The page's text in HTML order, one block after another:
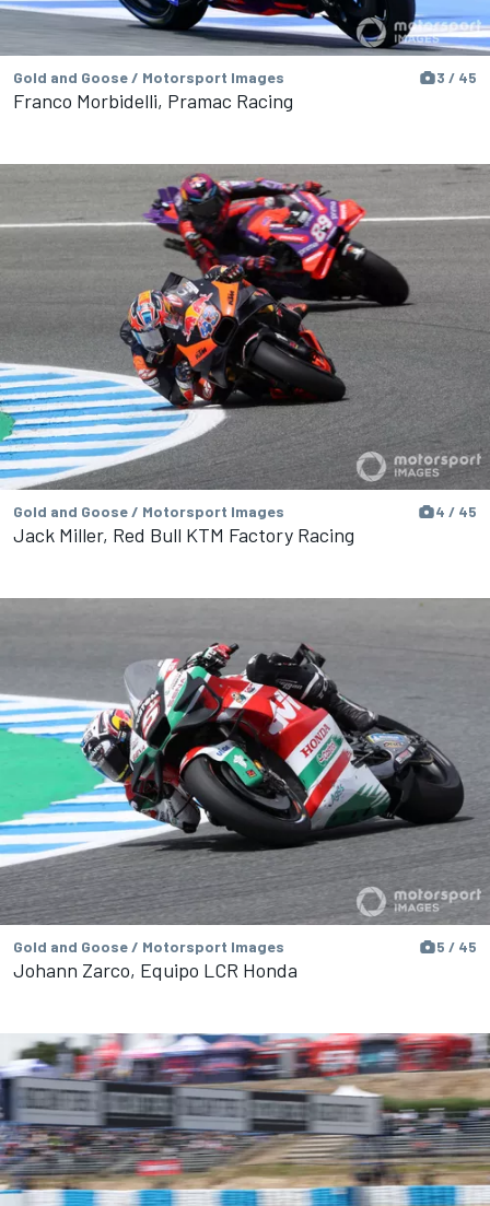
Gold and Goose / Motorsport Images 3 / 45
Franco Morbidelli, Pramac Racing
Gold and Goose / Motorsport Images 4 / 45
Jack Miller, Red Bull KTM Factory Racing
Gold and Goose / Motorsport Images 5 / 45
Johann Zarco, Equipo LCR Honda